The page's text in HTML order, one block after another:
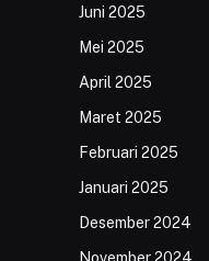
Juni 2025
Mei 2025
April 2025
Maret 2025
Februari 2025
Januari 2025
Desember 2024
November 2024